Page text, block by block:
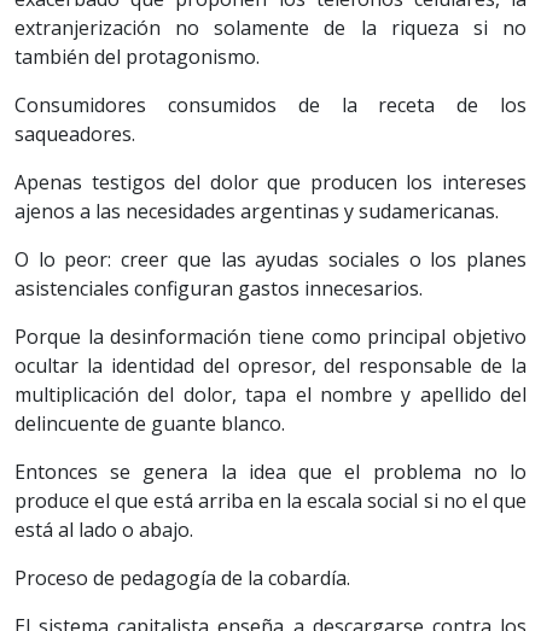
extranjerización no solamente de la riqueza si no
también del protagonismo.
Consumidores consumidos de la receta de los
saqueadores.
Apenas testigos del dolor que producen los intereses
ajenos a las necesidades argentinas y sudamericanas.
O lo peor: creer que las ayudas sociales o los planes
asistenciales configuran gastos innecesarios.
Porque la desinformación tiene como principal objetivo
ocultar la identidad del opresor, del responsable de la
multiplicación del dolor, tapa el nombre y apellido del
delincuente de guante blanco.
Entonces se genera la idea que el problema no lo
produce el que está arriba en la escala social si no el que
está al lado o abajo.
Proceso de pedagogía de la cobardía.